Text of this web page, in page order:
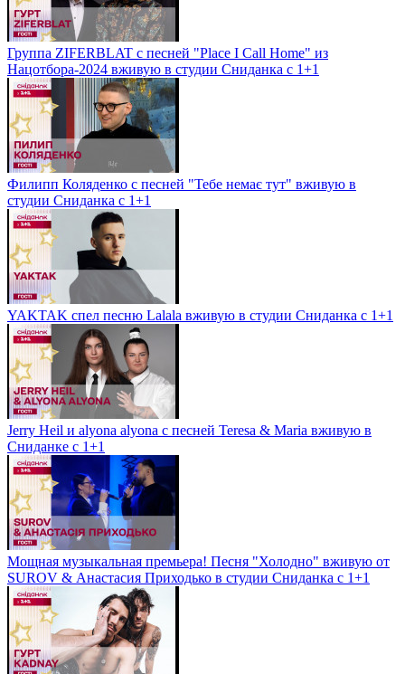
Группа ZIFERBLAT с песней "Place I Call Home" из
Нацотбора-2024 вживую в студии Сниданка с 1+1
Филипп Коляденко с песней "Тебе немає тут" вживую в
студии Сниданка с 1+1
YAKTAK спел песню Lalala вживую в студии Сниданка с 1+1
Jerry Heil и alyona alyona с песней Teresa & Maria вживую в
Сниданке с 1+1
Мощная музыкальная премьера! Песня "Холодно" вживую от
SUROV & Анастасия Приходько в студии Сниданка с 1+1